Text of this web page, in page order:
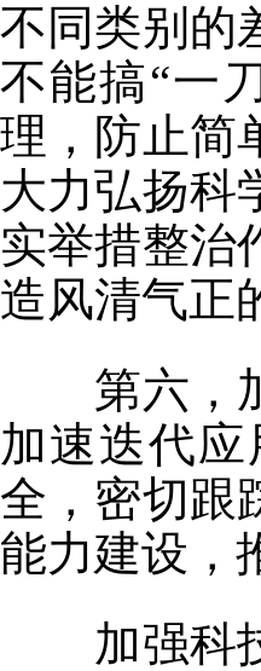
不同类别的
不能搞“一
理，防止简
大力弘扬科
实举措整治
造风清气正
第六，加
加速迭代
全，密切跟
能力建设，
加强科技